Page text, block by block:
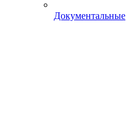
Документальные